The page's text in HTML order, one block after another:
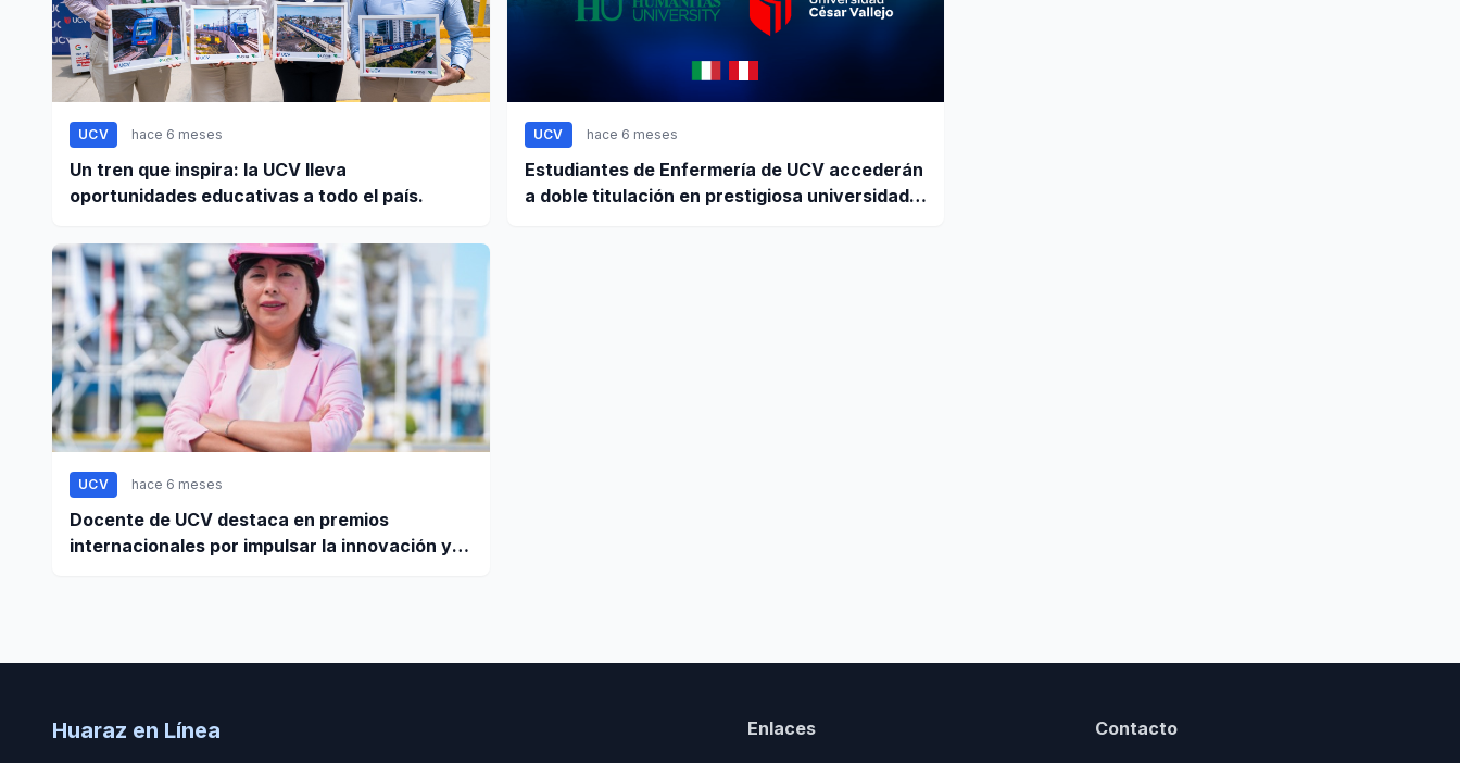
UCV hace 6 meses
Un tren que inspira: la UCV lleva
oportunidades educativas a todo el país.
UCV hace 6 meses
Estudiantes de Enfermería de UCV accederán
a doble titulación en prestigiosa universidad
UCV hace 6 meses
Docente de UCV destaca en premios
internacionales por impulsar la innovación y
Huaraz en Línea
Enlaces
Contacto